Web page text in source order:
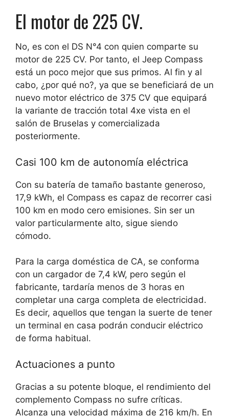
El motor de 225 CV.
No, es con el DS N°4 con quien comparte su
motor de 225 CV. Por tanto, el Jeep Compass
está un poco mejor que sus primos. Al fin y al
cabo, ¿por qué no?, ya que se beneficiará de un
nuevo motor eléctrico de 375 CV que equipará
la variante de tracción total 4xe vista en el
salón de Bruselas y comercializada
posteriormente.
Casi 100 km de autonomía eléctrica
Con su batería de tamaño bastante generoso,
17,9 kWh, el Compass es capaz de recorrer casi
100 km en modo cero emisiones. Sin ser un
valor particularmente alto, sigue siendo
cómodo.
Para la carga doméstica de CA, se conforma
con un cargador de 7,4 kW, pero según el
fabricante, tardaría menos de 3 horas en
completar una carga completa de electricidad.
Es decir, aquellos que tengan la suerte de tener
un terminal en casa podrán conducir eléctrico
de forma habitual.
Actuaciones a punto
Gracias a su potente bloque, el rendimiento del
complemento Compass no sufre críticas.
Alcanza una velocidad máxima de 216 km/h. En